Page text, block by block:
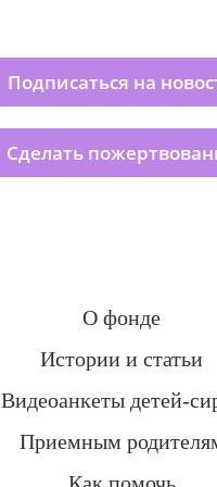
Подписаться на
Сделать
О фонде
Истории и статьи
Видеоанкеты детей-
Приемным